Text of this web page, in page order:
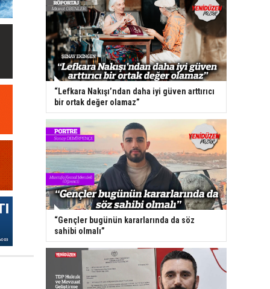
“Lefkara Nakışı’ndan daha iyi güven arttırıcı
bir ortak değer olamaz”
“Gençler bugünün kararlarında da söz
sahibi olmalı”